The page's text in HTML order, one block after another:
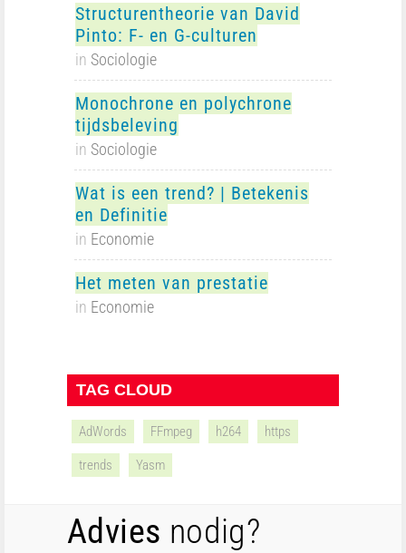
Structurentheorie van David
Pinto: F- en G-culturen
in Sociologie
Monochrone en polychrone
tijdsbeleving
in Sociologie
Wat is een trend? | Betekenis
en Definitie
in Economie
Het meten van prestatie
in Economie
TAG CLOUD
AdWords FFmpeg h264 https
trends Yasm
Advies nodig?